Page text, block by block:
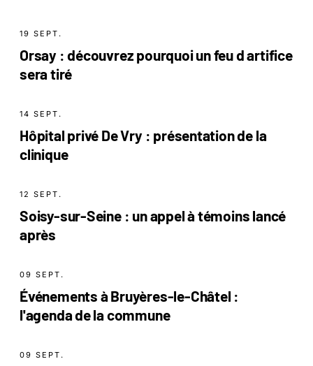
19 SEPT.
Orsay : découvrez pourquoi un feu d artifice
sera tiré
14 SEPT.
Hôpital privé De Vry : présentation de la
clinique
12 SEPT.
Soisy-sur-Seine : un appel à témoins lancé
après
09 SEPT.
Événements à Bruyères-le-Châtel :
l'agenda de la commune
09 SEPT.